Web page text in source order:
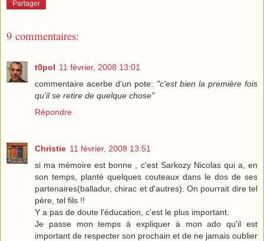
Partager
9 commentaires:
t0pol 11 février, 2008 13:01
commentaire acerbe d'un pote: "c'est bien la première fois
qu'il se retire de quelque chose"
Répondre
Christie 11 février, 2008 13:51
si ma mémoire est bonne , c'est Sarkozy Nicolas qui a, en
son temps, planté quelques couteaux dans le dos de ses
partenaires(balladur, chirac et d'autres). On pourrait dire tel
père, tel fils !!
Y a pas de doute l'éducation, c'est le plus important.
Je passe mon temps à expliquer à mon ado qu'il est
important de respecter son prochain et de ne jamais oublier